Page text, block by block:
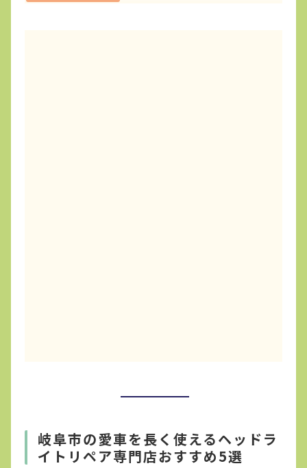
岐阜市の愛車を長く使えるヘッドラ
イトリペア専門店おすすめ5選